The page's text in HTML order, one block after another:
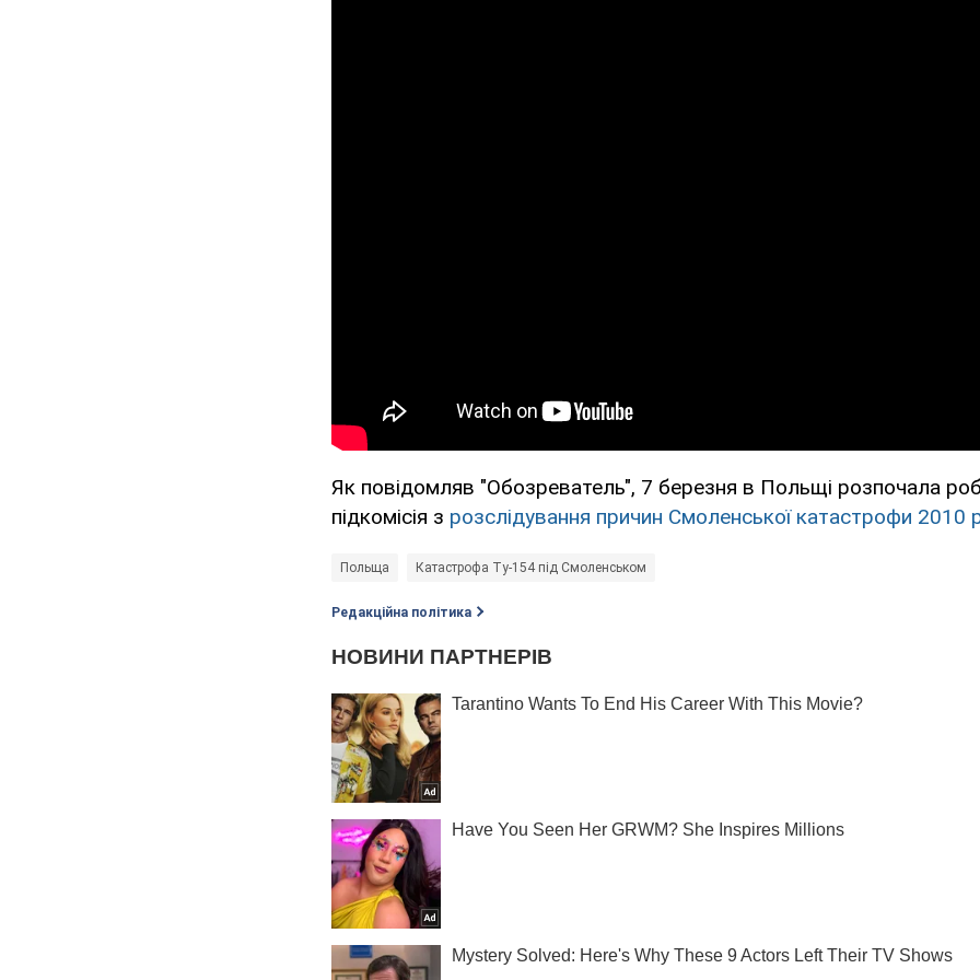
Як повідомляв "Обозреватель", 7 березня в Польщі розпочала
підкомісія з розслідування причин Смоленської катастрофи 2010
Польща Катастрофа Ту-154 під Смоленськом
Редакційна політика